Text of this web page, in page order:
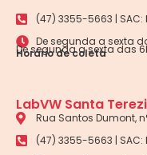
(47) 3355-5663 | SAC:
De segunda a sexta
Horário de coleta
De segunda a sexta das
LabVW Santa
Rua Santos Dumont,
(47) 3355-5663 | SAC: